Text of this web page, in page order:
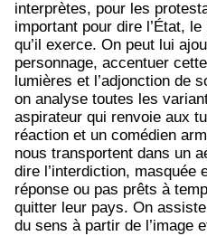
interprètes, pour les
important pour dire l’État,
qu’il exerce. On peut lui
personnage, accentuer
lumières et l’adjonction de
on analyse toutes les
aspirateur qui renvoie aux
réaction et un comédien
nous transportent dans un
dire l’interdiction, masquée
réponse ou pas prêts à
quitter leur pays. On
du sens à partir de l’image